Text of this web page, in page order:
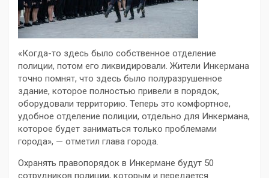
«Когда-то здесь было собственное отделение
полиции, потом его ликвидировали. Жители Инкермана
точно помнят, что здесь было полуразрушенное
здание, которое полностью привели в порядок,
оборудовали территорию. Теперь это комфортное,
удобное отделение полиции, отдельно для Инкермана,
которое будет заниматься только проблемами
города», — отметил глава города.
Охранять правопорядок в Инкермане будут 50
сотрудников полиции, которым и передается